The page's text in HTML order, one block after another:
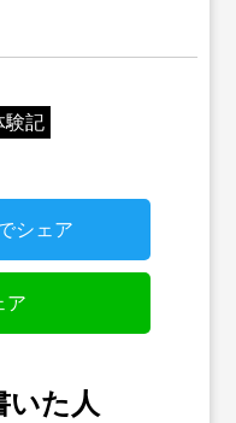
験記
シェア
ア
いた人